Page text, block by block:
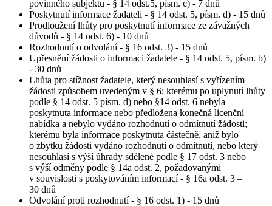
povinného subjektu - § 14 odst.5, písm. c) - 7 dnů
Poskytnutí informace žadateli - § 14 odst. 5, písm. d) - 15 dnů
Prodloužení lhůty pro poskytnutí informace ze závažných
důvodů - § 14 odst. 6) - 10 dnů
Rozhodnutí o odvolání - § 16 odst. 3) - 15 dnů
Upřesnění žádosti o informaci žadatele - § 14 odst. 5, písm. b)
- 30 dnů
Lhůta pro stížnost žadatele, který nesouhlasí s vyřízením
žádosti způsobem uvedeným v § 6; kterému po uplynutí lhůty
podle § 14 odst. 5 písm. d) nebo §14 odst. 6 nebyla
poskytnuta informace nebo předložena konečná licenční
nabídka a nebylo vydáno rozhodnutí o odmítnutí žádosti;
kterému byla informace poskytnuta částečně, aniž bylo
o zbytku žádosti vydáno rozhodnutí o odmítnutí, nebo který
nesouhlasí s výší úhrady sdělené podle § 17 odst. 3 nebo
s výší odměny podle § 14a odst. 2, požadovanými
v souvislosti s poskytováním informací - § 16a odst. 3 –
30 dnů
Odvolání proti rozhodnutí - § 16 odst. 1) - 15 dnů